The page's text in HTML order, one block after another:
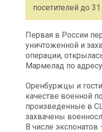
посетителей до 31
Первая в России
уничтоженной и
операции,
Мармелад по
Оренбуржцы и
качестве военной
произведенные в
захвачены
В числе